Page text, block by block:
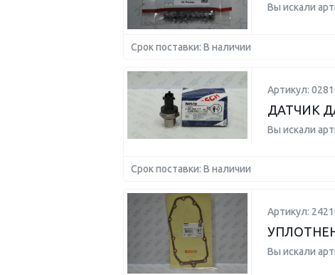
Вы искали
Срок поставки: В наличии
Артикул:
ДАТЧИК
Вы искали
Срок поставки: В наличии
Артикул:
Вы искали